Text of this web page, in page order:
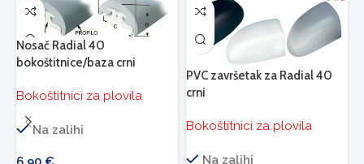
Nosač Radial 40
bokoštitnice/baza crni
Bokoštitnici za plovila
Na zalihi
PVC završetak za Radial 40
crni
Bokoštitnici za plovila
Na zalihi